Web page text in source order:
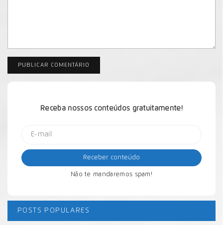
Receba nossos conteúdos gratuitamente!
Não te mandaremos spam!
POSTS POPULARES